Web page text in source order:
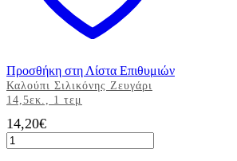
Προσθήκη στη Λίστα Επιθυμιών
Καλούπι Σιλικόνης Ζευγάρι
14,5εκ., 1 τεμ
14,20€
Καλούπι
Σιλικόνης